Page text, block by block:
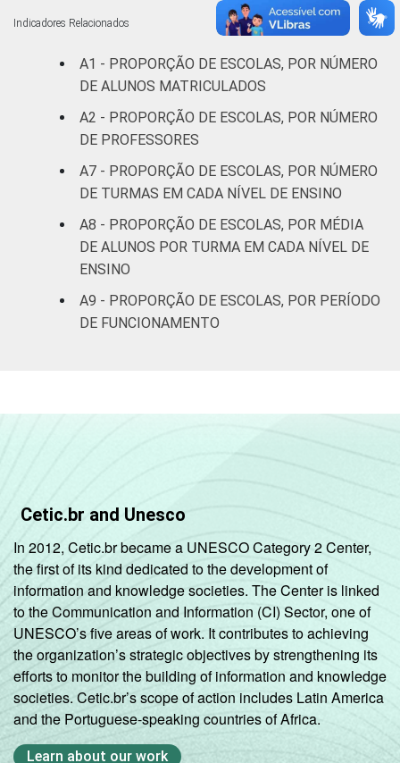
Indicadores Relacionados
A1 - PROPORÇÃO DE ESCOLAS, POR NÚMERO
DE ALUNOS MATRICULADOS
A2 - PROPORÇÃO DE ESCOLAS, POR NÚMERO
DE PROFESSORES
A7 - PROPORÇÃO DE ESCOLAS, POR NÚMERO
DE TURMAS EM CADA NÍVEL DE ENSINO
A8 - PROPORÇÃO DE ESCOLAS, POR MÉDIA
DE ALUNOS POR TURMA EM CADA NÍVEL DE
ENSINO
A9 - PROPORÇÃO DE ESCOLAS, POR PERÍODO
DE FUNCIONAMENTO
Cetic.br and Unesco
In 2012, Cetic.br became a UNESCO Category 2 Center,
the first of its kind dedicated to the development of
information and knowledge societies. The Center is linked
to the Communication and Information (CI) Sector, one of
UNESCO’s five areas of work. It contributes to achieving
the organization’s strategic objectives by strengthening its
efforts to monitor the building of information and knowledge
societies. Cetic.br’s scope of action includes Latin America
and the Portuguese-speaking countries of Africa.
Learn about our work